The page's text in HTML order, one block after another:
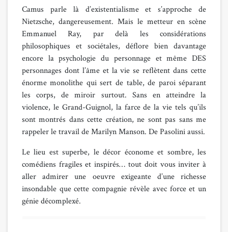
Camus parle là d’existentialisme et s’approche de
Nietzsche, dangereusement. Mais le metteur en scène
Emmanuel Ray, par delà les considérations
philosophiques et sociétales, déflore bien davantage
encore la psychologie du personnage et même DES
personnages dont l’âme et la vie se reflètent dans cette
énorme monolithe qui sert de table, de paroi séparant
les corps, de miroir surtout. Sans en atteindre la
violence, le Grand-Guignol, la farce de la vie tels qu’ils
sont montrés dans cette création, ne sont pas sans me
rappeler le travail de Marilyn Manson. De Pasolini aussi.
Le lieu est superbe, le décor économe et sombre, les
comédiens fragiles et inspirés… tout doit vous inviter à
aller admirer une oeuvre exigeante d’une richesse
insondable que cette compagnie révèle avec force et un
génie décomplexé.